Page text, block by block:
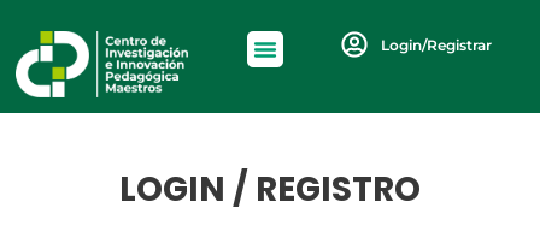
Login/Registrar
LOGIN / REGISTRO